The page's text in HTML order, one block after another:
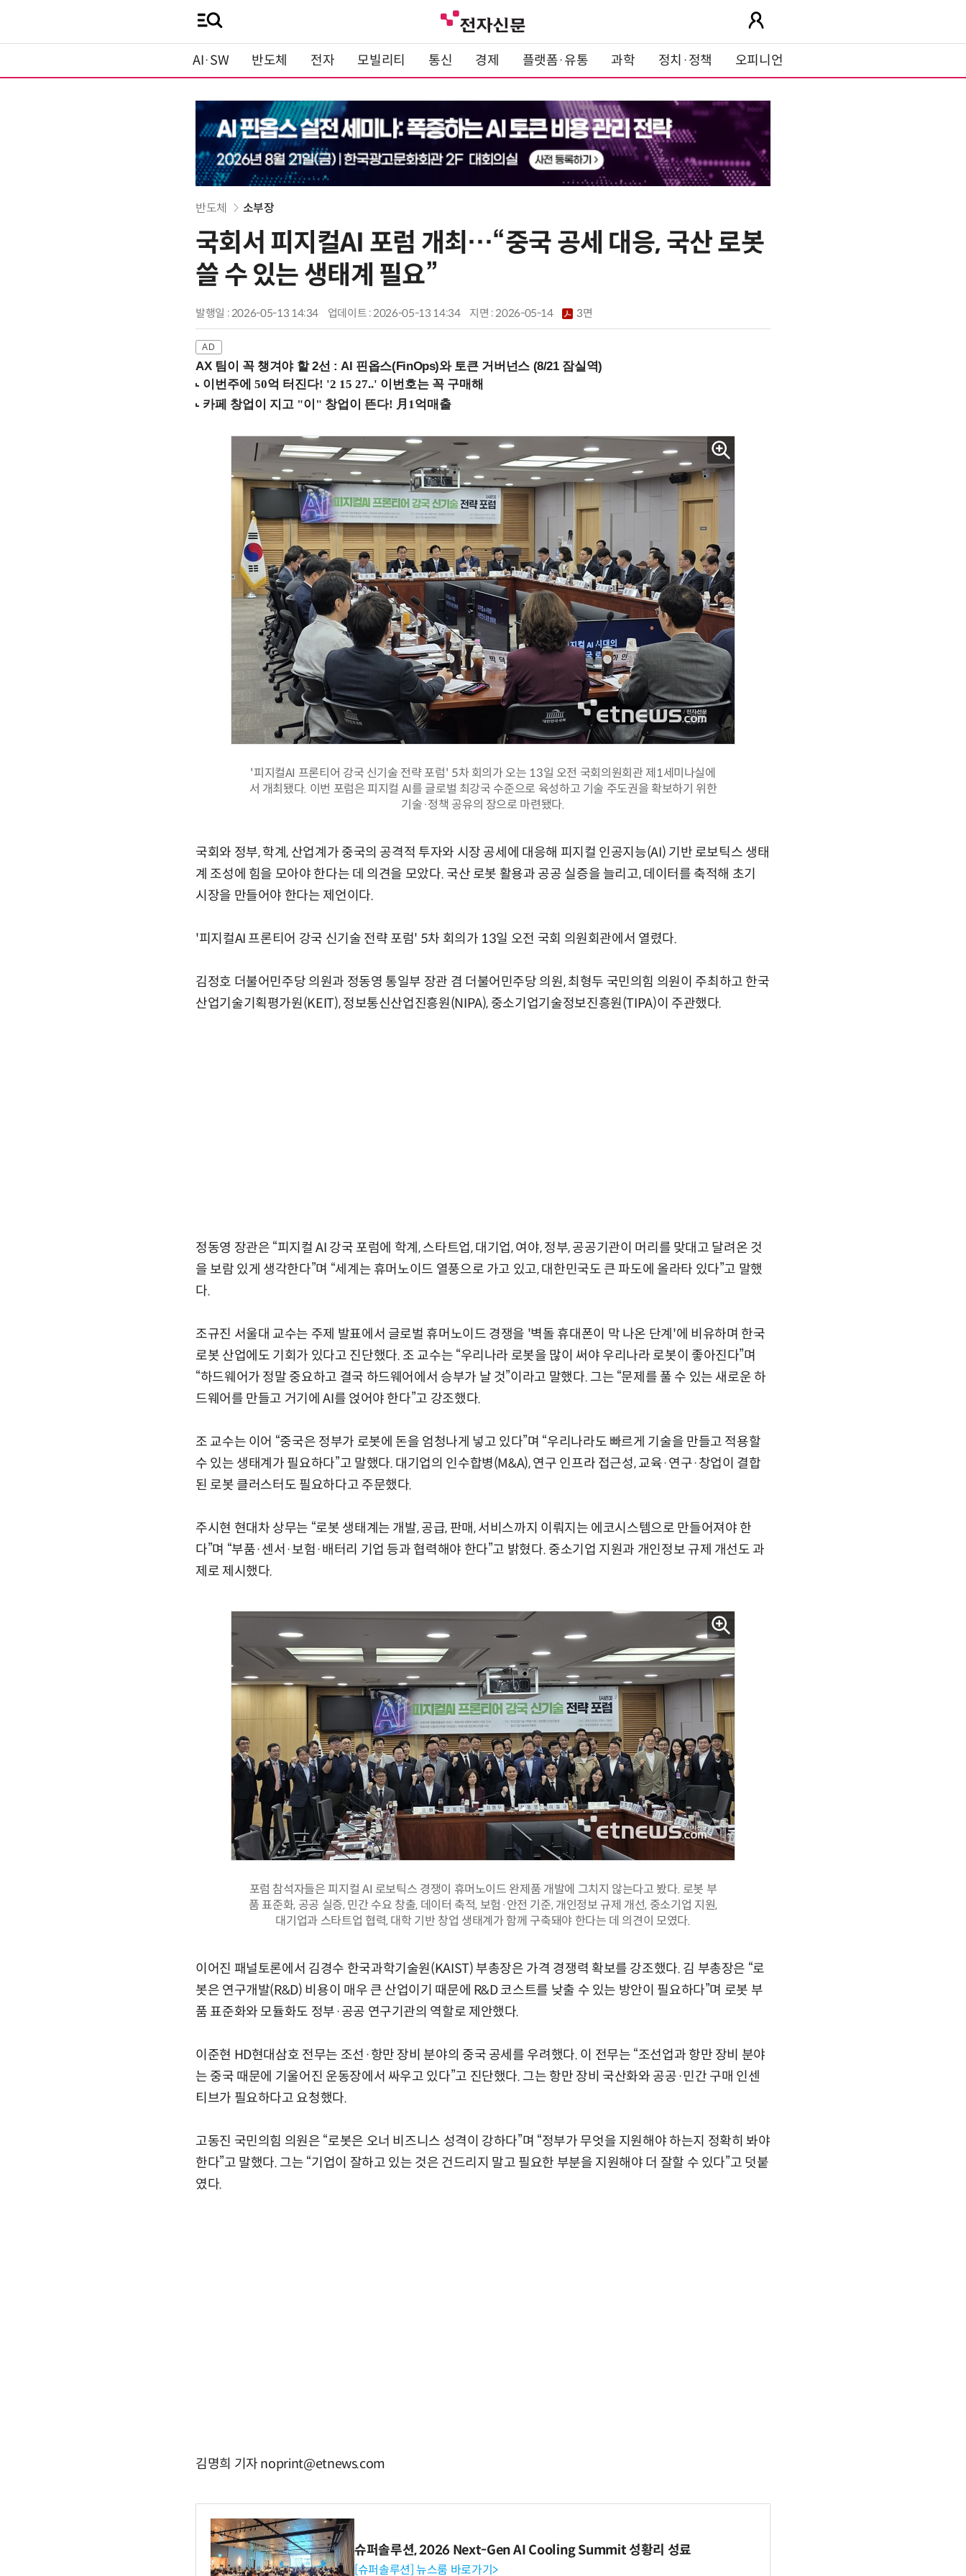
AI·SW 반도체 전자 모빌리티 통신 경제 플랫폼·유통 과학 정치·정책 오피니언
반도체 소부장
국회서 피지컬AI 포럼 개최…“중국 공세 대응, 국산 로봇
쓸 수 있는 생태계 필요”
발행일 : 2026-05-13 14:34 업데이트 : 2026-05-13 14:34 지면 :2026-05-14 3면
AX 팀이 꼭 챙겨야 할 2선 : AI 핀옵스(FinOps)와 토큰 거버넌스 (8/21 잠실역)
'피지컬AI 프론티어 강국 신기술 전략 포럼' 5차 회의가 오는 13일 오전 국회의원회관 제1세미나실에
서 개최됐다. 이번 포럼은 피지컬 AI를 글로벌 최강국 수준으로 육성하고 기술 주도권을 확보하기 위한
기술·정책 공유의 장으로 마련됐다.
국회와 정부, 학계, 산업계가 중국의 공격적 투자와 시장 공세에 대응해 피지컬 인공지능(AI) 기반 로보틱스 생태
계 조성에 힘을 모아야 한다는 데 의견을 모았다. 국산 로봇 활용과 공공 실증을 늘리고, 데이터를 축적해 초기
시장을 만들어야 한다는 제언이다.
'피지컬AI 프론티어 강국 신기술 전략 포럼' 5차 회의가 13일 오전 국회 의원회관에서 열렸다.
김정호 더불어민주당 의원과 정동영 통일부 장관 겸 더불어민주당 의원, 최형두 국민의힘 의원이 주최하고 한국
산업기술기획평가원(KEIT), 정보통신산업진흥원(NIPA), 중소기업기술정보진흥원(TIPA)이 주관했다.
정동영 장관은 “피지컬 AI 강국 포럼에 학계, 스타트업, 대기업, 여야, 정부, 공공기관이 머리를 맞대고 달려온 것
을 보람 있게 생각한다”며 “세계는 휴머노이드 열풍으로 가고 있고, 대한민국도 큰 파도에 올라타 있다”고 말했
다.
조규진 서울대 교수는 주제 발표에서 글로벌 휴머노이드 경쟁을 '벽돌 휴대폰이 막 나온 단계'에 비유하며 한국
로봇 산업에도 기회가 있다고 진단했다. 조 교수는 “우리나라 로봇을 많이 써야 우리나라 로봇이 좋아진다”며
“하드웨어가 정말 중요하고 결국 하드웨어에서 승부가 날 것”이라고 말했다. 그는 “문제를 풀 수 있는 새로운 하
드웨어를 만들고 거기에 AI를 얹어야 한다”고 강조했다.
조 교수는 이어 “중국은 정부가 로봇에 돈을 엄청나게 넣고 있다”며 “우리나라도 빠르게 기술을 만들고 적용할
수 있는 생태계가 필요하다”고 말했다. 대기업의 인수합병(M&A), 연구 인프라 접근성, 교육·연구·창업이 결합
된 로봇 클러스터도 필요하다고 주문했다.
주시현 현대차 상무는 “로봇 생태계는 개발, 공급, 판매, 서비스까지 이뤄지는 에코시스템으로 만들어져야 한
다”며 “부품·센서·보험·배터리 기업 등과 협력해야 한다”고 밝혔다. 중소기업 지원과 개인정보 규제 개선도 과
제로 제시했다.
포럼 참석자들은 피지컬 AI 로보틱스 경쟁이 휴머노이드 완제품 개발에 그치지 않는다고 봤다. 로봇 부
품 표준화, 공공 실증, 민간 수요 창출, 데이터 축적, 보험·안전 기준, 개인정보 규제 개선, 중소기업 지원,
대기업과 스타트업 협력, 대학 기반 창업 생태계가 함께 구축돼야 한다는 데 의견이 모였다.
이어진 패널토론에서 김경수 한국과학기술원(KAIST) 부총장은 가격 경쟁력 확보를 강조했다. 김 부총장은 “로
봇은 연구개발(R&D) 비용이 매우 큰 산업이기 때문에 R&D 코스트를 낮출 수 있는 방안이 필요하다”며 로봇 부
품 표준화와 모듈화도 정부·공공 연구기관의 역할로 제안했다.
이준현 HD현대삼호 전무는 조선·항만 장비 분야의 중국 공세를 우려했다. 이 전무는 “조선업과 항만 장비 분야
는 중국 때문에 기울어진 운동장에서 싸우고 있다”고 진단했다. 그는 항만 장비 국산화와 공공·민간 구매 인센
티브가 필요하다고 요청했다.
고동진 국민의힘 의원은 “로봇은 오너 비즈니스 성격이 강하다”며 “정부가 무엇을 지원해야 하는지 정확히 봐야
한다”고 말했다. 그는 “기업이 잘하고 있는 것은 건드리지 말고 필요한 부분을 지원해야 더 잘할 수 있다”고 덧붙
였다.
김명희 기자 noprint@etnews.com
슈퍼솔루션, 2026 Next-Gen AI Cooling Summit 성황리 성료
[슈퍼솔루션] 뉴스룸 바로가기>